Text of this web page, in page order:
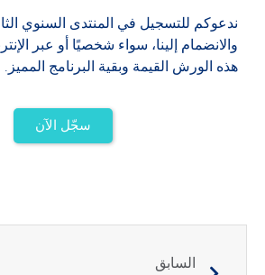
ندعوكم للتسجيل في المنتدى السنوي
والانضمام إلينا، سواء شخصيًا أو عبر
هذه الورش القيمة وبقية البرنامج المميز.
سجّل الآن
السابق